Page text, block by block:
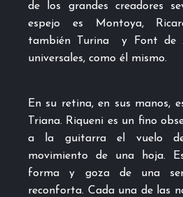
de los grandes creadores
espejo es Montoya,
también Turina y Font de
universales, como él mismo.
En su retina, en sus manos,
Triana. Riqueni es un fino
a la guitarra el vuelo
movimiento de una hoja.
forma y goza de una
reconforta. Cada una de las